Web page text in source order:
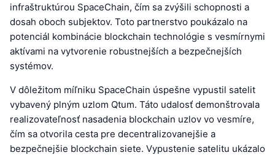
infraštruktúrou SpaceChain, čím sa zvýšili schopnosti a
dosah oboch subjektov. Toto partnerstvo poukázalo na
potenciál kombinácie blockchain technológie s vesmírnymi
aktívami na vytvorenie robustnejších a bezpečnejších
systémov.
V dôležitom míľniku SpaceChain úspešne vypustil satelit
vybavený plným uzlom Qtum. Táto udalosť demonštrovala
realizovateľnosť nasadenia blockchain uzlov vo vesmíre,
čím sa otvorila cesta pre decentralizovanejšie a
bezpečnejšie blockchain siete. Vypustenie satelitu ukázalo